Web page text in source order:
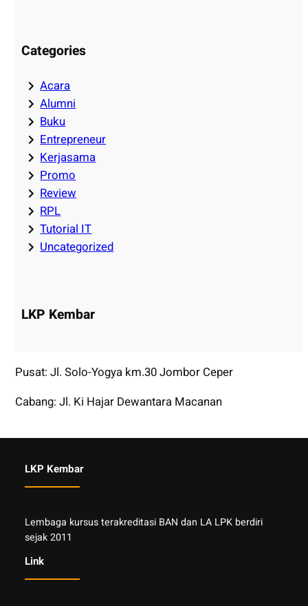
Categories
Acara
Alumni
Buku
Entrepreneur
Kerjasama
Promo
Review
RPL
Tutorial IT
Uncategorized
LKP Kembar
Pusat: Jl. Solo-Yogya km.30 Jombor Ceper
Cabang: Jl. Ki Hajar Dewantara Macanan
LKP Kembar
Lembaga kursus terakreditasi BAN dan LA LPK berdiri
sejak 2011
Link